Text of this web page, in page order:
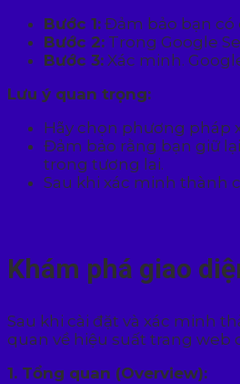
Bước 1: Đảm bảo bạn có
Bước 2: Trong Google
Bước 3: Xác minh.
Lưu ý quan trọng:
Hãy chọn phương pháp
Đảm bảo rằng bạn giữ
trong tương lai.
Sau khi xác minh thành
Khám phá giao
Sau khi cài đặt và xác minh
quan về hiệu suất trang web
1. Tổng quan (Overview):